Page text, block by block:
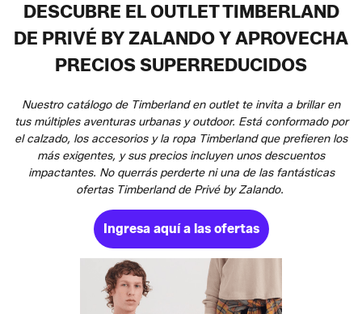
DESCUBRE EL OUTLET TIMBERLAND
DE PRIVÉ BY ZALANDO Y APROVECHA
PRECIOS SUPERREDUCIDOS
Nuestro catálogo de Timberland en outlet te invita a brillar en
tus múltiples aventuras urbanas y outdoor. Está conformado por
el calzado, los accesorios y la ropa Timberland que prefieren los
más exigentes, y sus precios incluyen unos descuentos
impactantes. No querrás perderte ni una de las fantásticas
ofertas Timberland de Privé by Zalando.
Ingresa aquí a las ofertas